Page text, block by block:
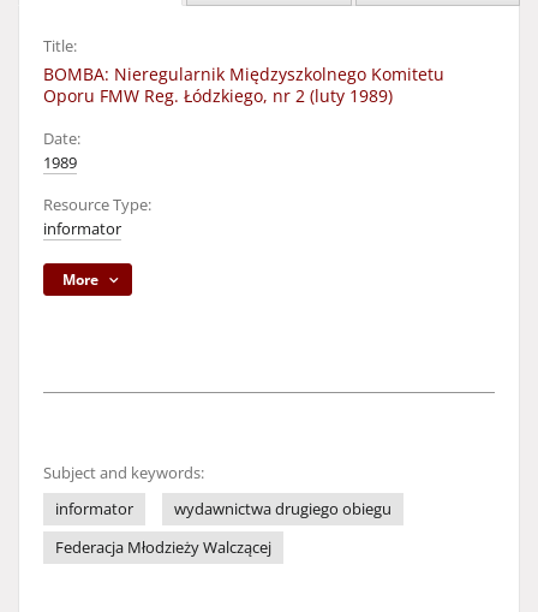
Title:
BOMBA: Nieregularnik Międzyszkolnego Komitetu
Oporu FMW Reg. Łódzkiego, nr 2 (luty 1989)
Date:
1989
Resource Type:
informator
More
Subject and keywords:
informator
wydawnictwa drugiego obiegu
Federacja Młodzieży Walczącej